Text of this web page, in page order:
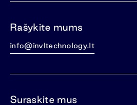
Rašykite mums
info@invltechnology.lt
Suraskite mus